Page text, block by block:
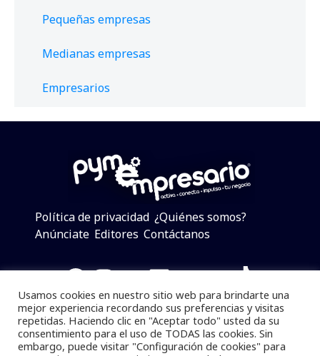
Pequeñas empresas
Medianas empresas
Empresarios
Política de privacidad ¿Quiénes somos?
Anúnciate Editores Contáctanos
Facebook
Instagram
Twitter
LinkedIn
Telegram
YouTube
TikTok
Pymempresario © 2025 Todos los derechos reservados.
Usamos cookies en nuestro sitio web para brindarte una
mejor experiencia recordando sus preferencias y visitas
repetidas. Haciendo clic en "Aceptar todo" usted da su
consentimiento para el uso de TODAS las cookies. Sin
embargo, puede visitar "Configuración de cookies" para